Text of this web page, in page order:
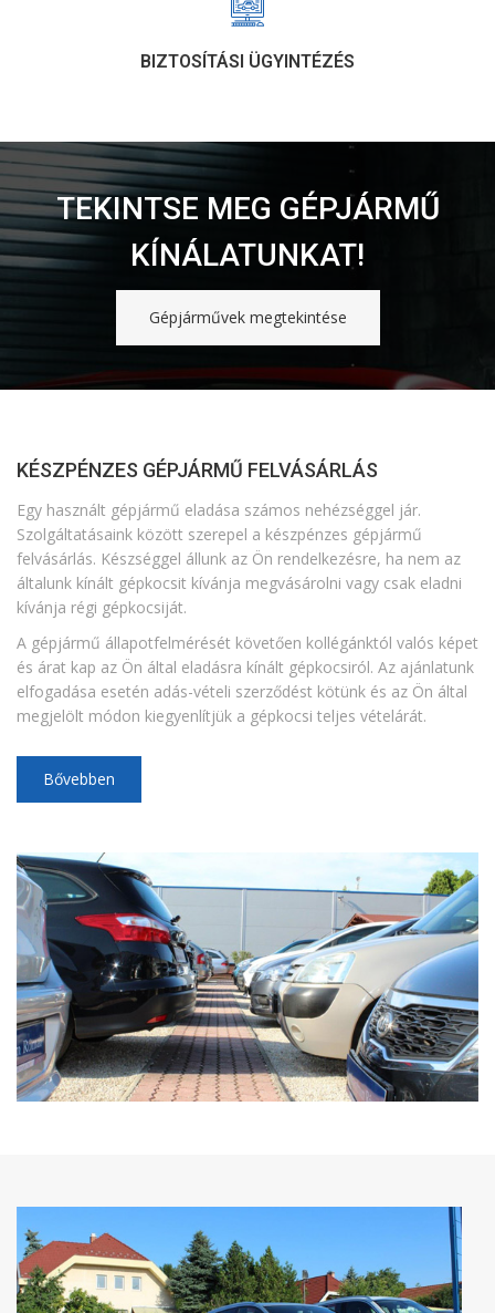
BIZTOSÍTÁSI ÜGYINTÉZÉS
TEKINTSE MEG GÉPJÁRMŰ
KÍNÁLATUNKAT!
Gépjárművek megtekintése
KÉSZPÉNZES GÉPJÁRMŰ FELVÁSÁRLÁS
Egy használt gépjármű eladása számos nehézséggel jár.
Szolgáltatásaink között szerepel a készpénzes gépjármű
felvásárlás. Készséggel állunk az Ön rendelkezésre, ha nem az
általunk kínált gépkocsit kívánja megvásárolni vagy csak eladni
kívánja régi gépkocsiját.
A gépjármű állapotfelmérését követően kollégánktól valós képet
és árat kap az Ön által eladásra kínált gépkocsiról. Az ajánlatunk
elfogadása esetén adás-vételi szerződést kötünk és az Ön által
megjelölt módon kiegyenlítjük a gépkocsi teljes vételárát.
Bővebben